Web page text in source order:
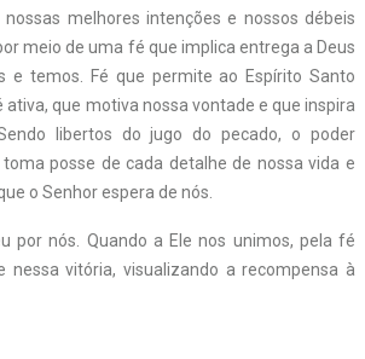
melhores intenções e nossos débeis
meio de uma fé que implica entrega a Deus
e temos. Fé que permite ao Espírito Santo
ativa, que motiva nossa vontade e que inspira
libertos do jugo do pecado, o poder
posse de cada detalhe de nossa vida e
o Senhor espera de nós.
por nós. Quando a Ele nos unimos, pela fé
nessa vitória, visualizando a recompensa à